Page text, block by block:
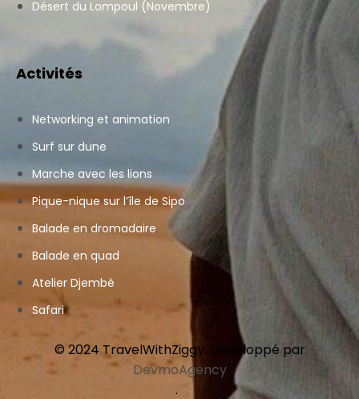
Désert du Lompoul (Novembre)
Activités
Networking et animation
Surf sur dune
Marche avec les lions
Pique-nique sur l’île de Sipo
Balade en dromadaire
Balade en quad
Atelier Djembè
Safari
© 2024 TravelWithZiggy. Développé par
DevmoAgency
.